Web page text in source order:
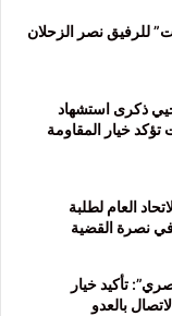
للرفيق نصر الزحلان
ذكرى استشهاد
خيار المقاومة
العام لطلبة
نصرة القضية
تأكيد خيار
بالعدو